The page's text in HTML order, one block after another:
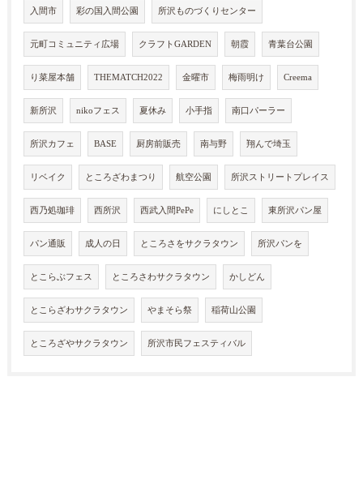
入間市 彩の国入間公園 所沢ものづくりセンター
元町コミュニティ広場 クラフトGARDEN 朝霞 青葉台公園
り菜屋本舗 THEMATCH2022 金曜市 梅雨明け Creema
新所沢 nikoフェス 夏休み 小手指 南口パーラー
所沢カフェ BASE 厨房前販売 南与野 翔んで埼玉
リベイク ところざわまつり 航空公園 所沢ストリートプレイス
西乃処珈琲 西所沢 西武入間PePe にしとこ 東所沢パン屋
パン通販 成人の日 ところさをサクラタウン 所沢パンを
とこらぶフェス ところさわサクラタウン かしどん
とこらざわサクラタウン やまそら祭 稲荷山公園
ところざやサクラタウン 所沢市民フェスティバル